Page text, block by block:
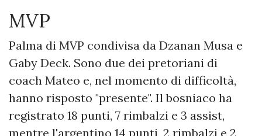
MVP
Palma di MVP condivisa da Dzanan Musa e
Gaby Deck. Sono due dei pretoriani di
coach Mateo e, nel momento di difficoltà,
hanno risposto "presente". Il bosniaco ha
registrato 18 punti, 7 rimbalzi e 3 assist,
mentre l'argentino 14 punti, 2 rimbalzi e 2